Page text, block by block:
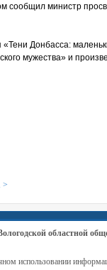
сообщил министр
Донбасса:
мужества» и
>
областной
использовании